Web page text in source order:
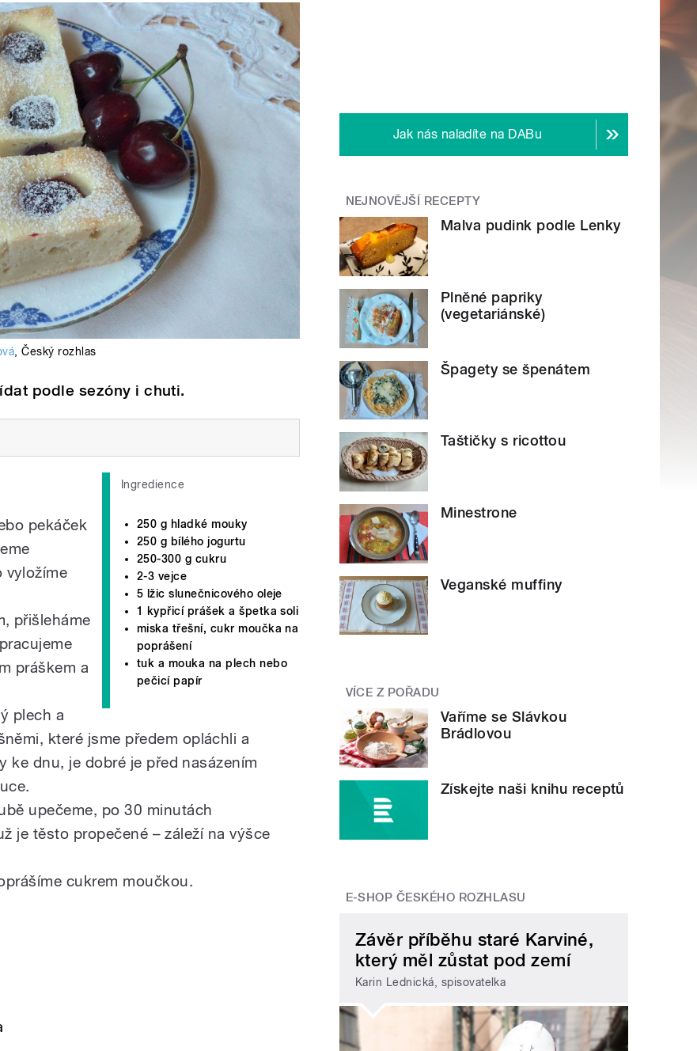
,Český rozhlas
podle sezóny i chuti.
Ingredience
250 g hladké mouky
250 g bílého jogurtu
250-300 g cukru
2-3 vejce
5 lžic slunečnicového oleje
1 kypřicí prášek a špetka soli
miska třešní, cukr moučka na
poprášení
tuk a mouka na plech nebo
pečicí papír
pekáček
vyložíme
přišleháme
práškem a
plech a
které jsme předem opláchli a
ke dnu, je dobré je před nasázením
upečeme, po 30 minutách
je těsto propečené – záleží na výšce
cukrem moučkou.
Jak nás naladíte na DABu
NEJNOVĚJŠÍ RECEPTY
Malva pudink podle Lenky
Plněné papriky
(vegetariánské)
Špagety se špenátem
Taštičky s ricottou
Minestrone
Veganské muffiny
VÍCE Z POŘADU
Vaříme se Slávkou
Brádlovou
Získejte naši knihu receptů
E-SHOP ČESKÉHO ROZHLASU
Závěr příběhu staré Karviné,
který měl zůstat pod zemí
Karin Lednická, spisovatelka